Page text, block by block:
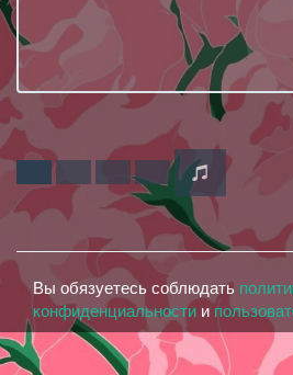
Вы обязуетесь соблюдать
конфиденциальности и